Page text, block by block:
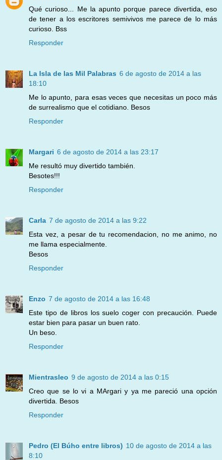
Qué curioso... Me la apunto porque parece divertida, eso
de tener a los escritores semivivos me parece de lo más
curioso. Bss
Responder
La Isla de las Mil Palabras 6 de agosto de 2014 a las
18:10
Me lo apunto, para esas veces que necesitas un poco más
de surrealismo que el cotidiano. Besos
Responder
Margari 6 de agosto de 2014 a las 23:17
Me resultó muy divertido también.
Besotes!!!
Responder
Carla 7 de agosto de 2014 a las 9:22
Esta vez, a pesar de tu recomendacion, no me animo, no
me llama especialmente.
Besos
Responder
Enzo 7 de agosto de 2014 a las 16:48
Este tipo de libros los suelo coger con precaución. Puede
estar bien para pasar un buen rato.
Un beso.
Responder
Mientrasleo 9 de agosto de 2014 a las 0:15
Creo que se lo vi a MArgari y ya me pareció una opción
divertida. Besos
Responder
Pedro (El Búho entre libros) 10 de agosto de 2014 a las
8:10